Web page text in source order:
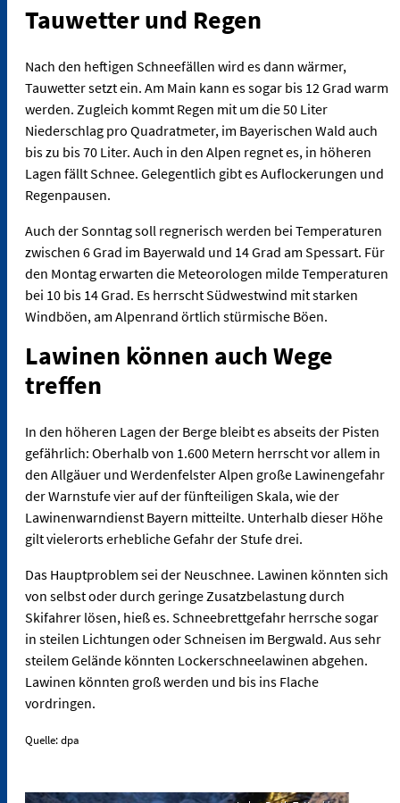
Tauwetter und Regen
Nach den heftigen Schneefällen wird es dann wärmer,
Tauwetter setzt ein. Am Main kann es sogar bis 12 Grad warm
werden. Zugleich kommt Regen mit um die 50 Liter
Niederschlag pro Quadratmeter, im Bayerischen Wald auch
bis zu bis 70 Liter. Auch in den Alpen regnet es, in höheren
Lagen fällt Schnee. Gelegentlich gibt es Auflockerungen und
Regenpausen.
Auch der Sonntag soll regnerisch werden bei Temperaturen
zwischen 6 Grad im Bayerwald und 14 Grad am Spessart. Für
den Montag erwarten die Meteorologen milde Temperaturen
bei 10 bis 14 Grad. Es herrscht Südwestwind mit starken
Windböen, am Alpenrand örtlich stürmische Böen.
Lawinen können auch Wege
treffen
In den höheren Lagen der Berge bleibt es abseits der Pisten
gefährlich: Oberhalb von 1.600 Metern herrscht vor allem in
den Allgäuer und Werdenfelster Alpen große Lawinengefahr
der Warnstufe vier auf der fünfteiligen Skala, wie der
Lawinenwarndienst Bayern mitteilte. Unterhalb dieser Höhe
gilt vielerorts erhebliche Gefahr der Stufe drei.
Das Hauptproblem sei der Neuschnee. Lawinen könnten sich
von selbst oder durch geringe Zusatzbelastung durch
Skifahrer lösen, hieß es. Schneebrettgefahr herrsche sogar
in steilen Lichtungen oder Schneisen im Bergwald. Aus sehr
steilem Gelände könnten Lockerschneelawinen abgehen.
Lawinen könnten groß werden und bis ins Flache
vordringen.
Quelle: dpa